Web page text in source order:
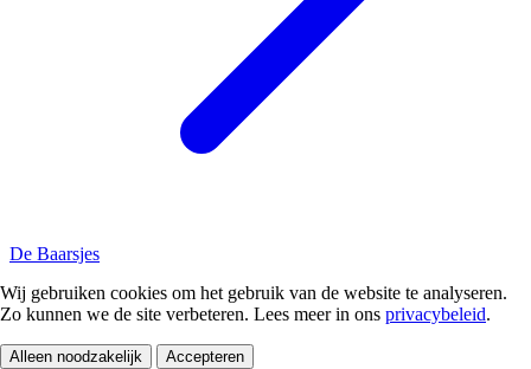
De Baarsjes
Wij gebruiken cookies om het gebruik van de website te analyseren.
Zo kunnen we de site verbeteren. Lees meer in ons privacybeleid.
Alleen noodzakelijk Accepteren